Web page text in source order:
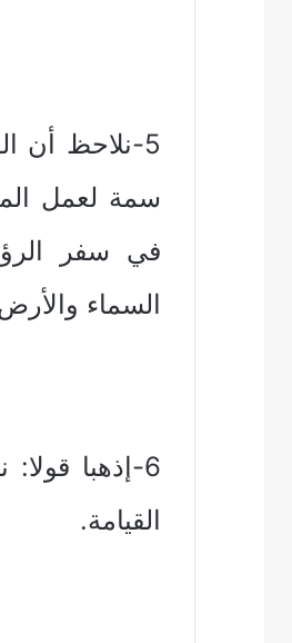
5-نلاحظ أن
سمة لعمل
السماء
6-إذهبا
القيامة.